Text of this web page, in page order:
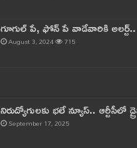
గూగుల్ పే, ఫోన్ పే వాడేవారికి
August 3, 2024 715
నిరుద్యోగులకు భలే న్యూస్.. ఆర్టీసీలో
September 17, 2025